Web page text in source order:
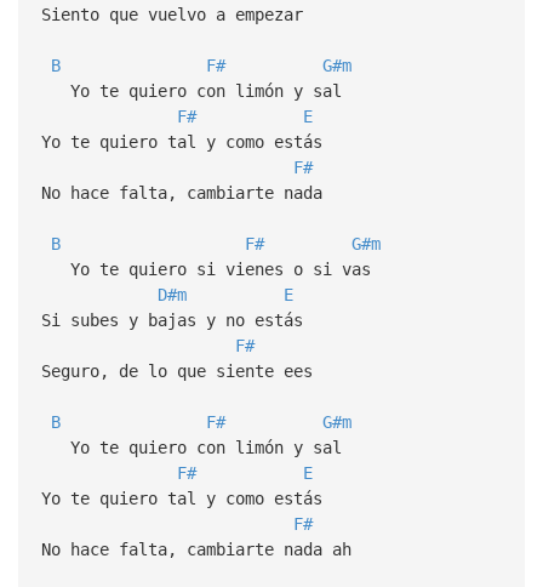
Siento que vuelvo a empezar
B F#
G#m
Yo te quiero con limón y sal
F#
E
Yo te quiero tal y como estás
F#
No hace falta, cambiarte nada
B F#
G#m
Yo te quiero si vienes o si vas
D#m
E
Si subes y bajas y no estás
F#
Seguro, de lo que siente ees
B F#
G#m
Yo te quiero con limón y sal
F#
E
Yo te quiero tal y como estás
F#
No hace falta, cambiarte nada ah